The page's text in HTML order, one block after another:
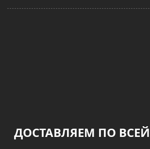
ДОСТАВЛЯЕМ ПО